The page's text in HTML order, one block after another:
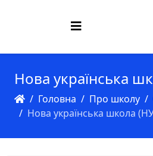
Нова українська
Головна Про школу
Нова українська школа